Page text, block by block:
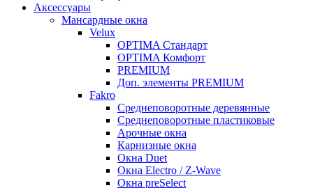
Аксессуары
Мансардные окна
Velux
OPTIMA Стандарт
OPTIMA Комфорт
PREMIUM
Доп. элементы PREMIUM
Fakro
Cреднеповоротные деревянные
Cреднеповоротные пластиковые
Арочные окна
Карнизные окна
Окна Duet
Окна Electro / Z-Wave
Окна preSelect